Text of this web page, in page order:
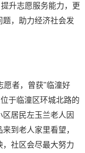
升志愿服务能力，更
，助力经济社会发
愿者，曾获"临潼好
于临潼区环城北路的
居民左玉兰老人因
到老人家里看望，
社区会尽最大努力